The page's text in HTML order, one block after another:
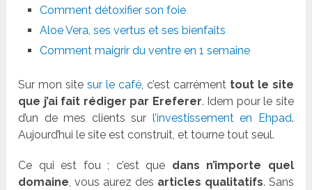
Comment détoxifier son foie
Aloe Vera, ses vertus et ses bienfaits
Comment maigrir du ventre en 1 semaine
Sur mon sitesur le café, c’est carrément tout le site
que j’ai fait rédiger par Ereferer. Idem pour le site
d’un de mes clients sur l’investissement en Ehpad.
Aujourd’hui le site est construit, et tourne tout seul.
Ce qui est fou ; c’est que dans n’importe quel
domaine, vous aurez des articles qualitatifs. Sans